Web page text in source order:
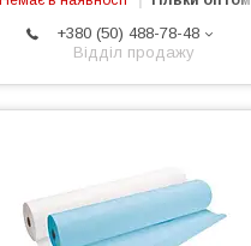
+380 (50) 488-78-48
Відділ продажу